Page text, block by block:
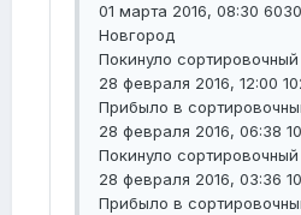
01 марта 2016, 08:30
Новгород
Покинуло сортировочный
28 февраля 2016, 12:00
Прибыло в
28 февраля 2016, 06:38
Покинуло сортировочный
28 февраля 2016, 03:36
Прибыло в